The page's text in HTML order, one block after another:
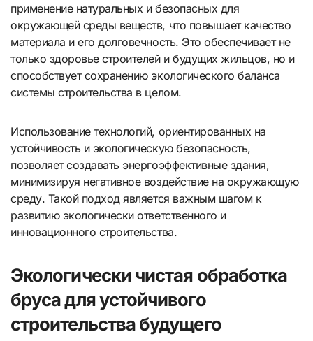
применение натуральных и безопасных для
окружающей среды веществ, что повышает качество
материала и его долговечность. Это обеспечивает не
только здоровье строителей и будущих жильцов, но и
способствует сохранению экологического баланса
системы строительства в целом.
Использование технологий, ориентированных на
устойчивость и экологическую безопасность,
позволяет создавать энергоэффективные здания,
минимизируя негативное воздействие на окружающую
среду. Такой подход является важным шагом к
развитию экологически ответственного и
инновационного строительства.
Экологически чистая обработка
бруса для устойчивого
строительства будущего